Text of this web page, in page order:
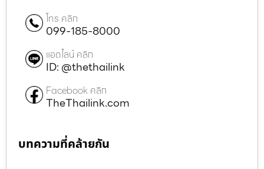
โทร คลิก
099-185-8000
แอดไลน์ คลิก
ID: @thethailink
Facebook คลิก
TheThailink.com
บทความที่คล้ายกัน